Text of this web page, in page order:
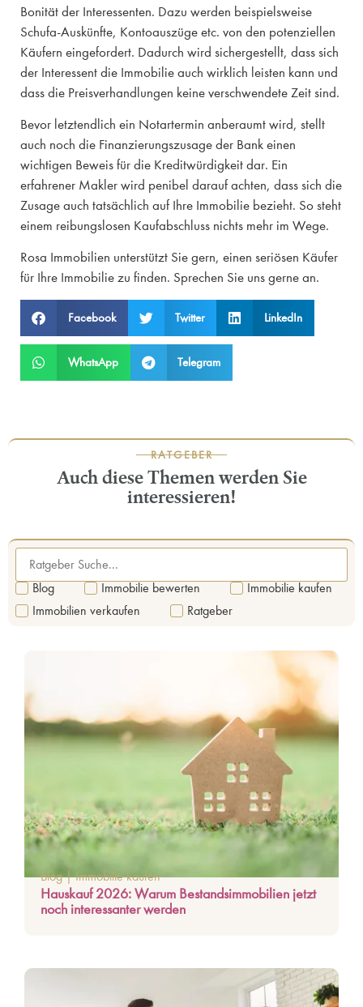
Bonität der Interessenten. Dazu werden beispielsweise
Schufa-Auskünfte, Kontoauszüge etc. von den potenziellen
Käufern eingefordert. Dadurch wird sichergestellt, dass sich
der Interessent die Immobilie auch wirklich leisten kann und
dass die Preisverhandlungen keine verschwendete Zeit sind.
Bevor letztendlich ein Notartermin anberaumt wird, stellt
auch noch die Finanzierungszusage der Bank einen
wichtigen Beweis für die Kreditwürdigkeit dar. Ein
erfahrener Makler wird penibel darauf achten, dass sich die
Zusage auch tatsächlich auf Ihre Immobilie bezieht. So steht
einem reibungslosen Kaufabschluss nichts mehr im Wege.
Rosa Immobilien unterstützt Sie gern, einen seriösen Käufer
für Ihre Immobilie zu finden. Sprechen Sie uns gerne an.
Facebook Twitter LinkedIn
WhatsApp Telegram
RATGEBER
Auch diese Themen werden Sie
interessieren!
Blog Immobilie bewerten
Immobilie kaufen
Immobilien verkaufen
Ratgeber
Blog| Immobilie kaufen
Hauskauf 2026: Warum Bestandsimmobilien jetzt
noch interessanter werden